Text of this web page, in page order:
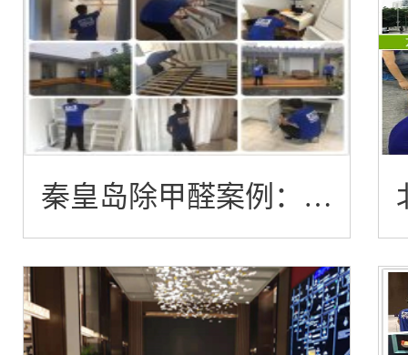
秦皇岛除甲醛案例：北
戴河黄金海岸度假村